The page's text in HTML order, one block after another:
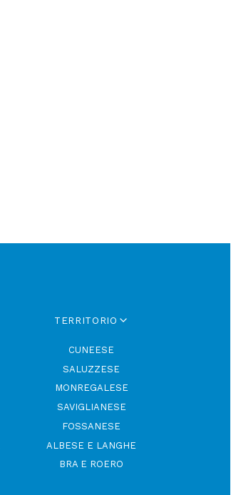
TERRITORIO
CUNEESE
SALUZZESE
MONREGALESE
SAVIGLIANESE
FOSSANESE
ALBESE E LANGHE
BRA E ROERO